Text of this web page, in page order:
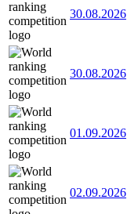
30.08.2026
30.08.2026
01.09.2026
02.09.2026